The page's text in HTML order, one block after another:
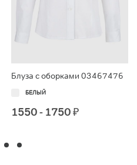
Блуза с оборками 03467476
БЕЛЫЙ
1550 - 1750₽